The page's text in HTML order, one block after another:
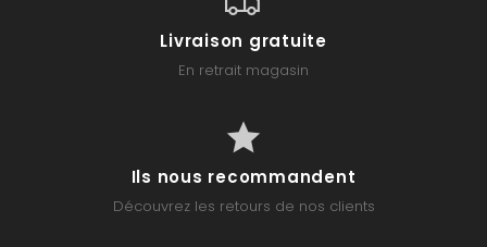
Livraison gratuite
En retrait magasin
Ils nous recommandent
Découvrez les retours de nos clients